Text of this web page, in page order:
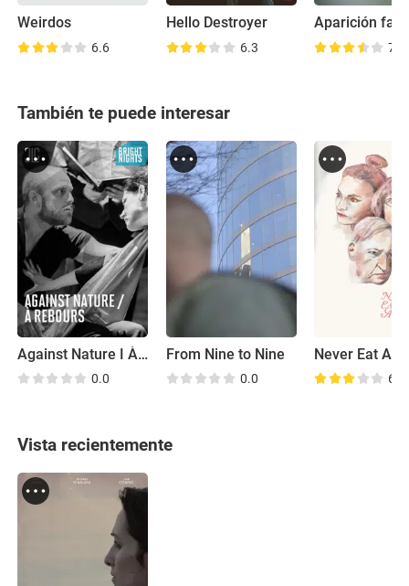
Weirdos
6.6
Hello Destroyer
6.3
Aparición
7.0
También te puede interesar
Against Nature I À Rebours
0.0
From Nine to Nine
0.0
Never Eat
6.6
Vista recientemente